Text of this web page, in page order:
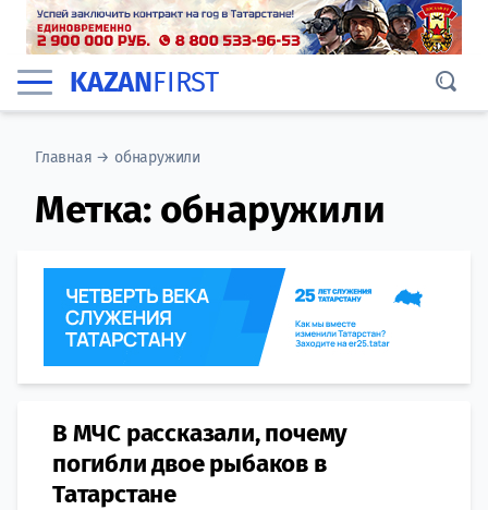
KAZANFIRST
Главная →обнаружили
Метка: обнаружили
В МЧС рассказали, почему
погибли двое рыбаков в
Татарстане